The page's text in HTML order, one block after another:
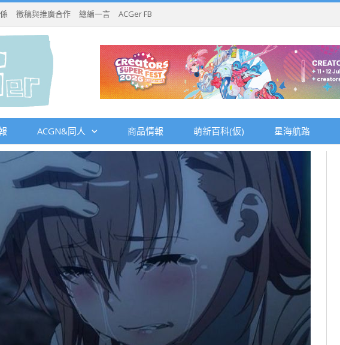
徵稿與推廣合作 總編一言 ACGer FB
ACGN&同人 商品情報 萌新百科(仮) 星海航路